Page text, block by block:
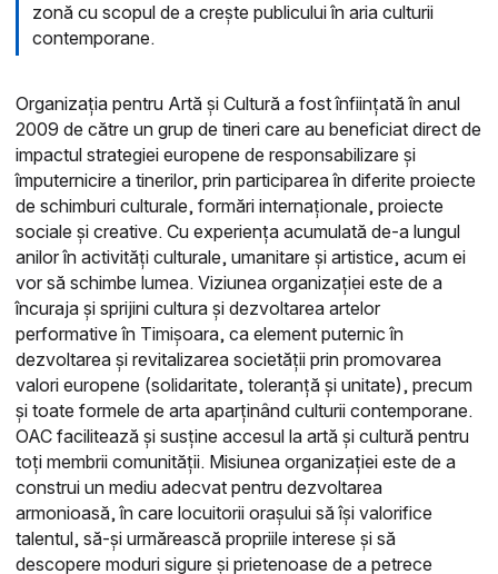
zonă cu scopul de a crește publicului în aria culturii
contemporane.
Organizația pentru Artă și Cultură a fost înființată în anul
2009 de către un grup de tineri care au beneficiat direct de
impactul strategiei europene de responsabilizare și
împuternicire a tinerilor, prin participarea în diferite proiecte
de schimburi culturale, formări internaționale, proiecte
sociale și creative. Cu experiența acumulată de-a lungul
anilor în activități culturale, umanitare și artistice, acum ei
vor să schimbe lumea. Viziunea organizației este de a
încuraja şi sprijini cultura și dezvoltarea artelor
performative în Timișoara, ca element puternic în
dezvoltarea şi revitalizarea societăţii prin promovarea
valori europene (solidaritate, toleranță și unitate), precum
şi toate formele de arta aparținând culturii contemporane.
OAC facilitează și susține accesul la artă şi cultură pentru
toţi membrii comunităţii. Misiunea organizației este de a
construi un mediu adecvat pentru dezvoltarea
armonioasă, în care locuitorii orașului să își valorifice
talentul, să-și urmărească propriile interese și să
descopere moduri sigure şi prietenoase de a petrece